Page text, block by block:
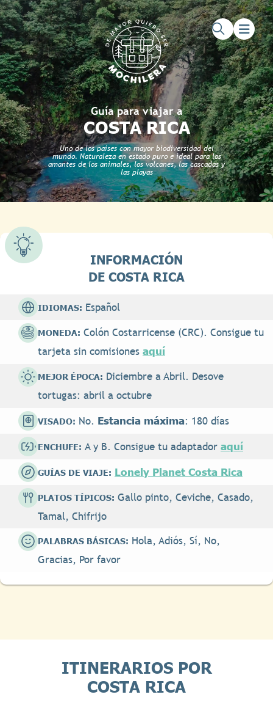
Saltar al contenido principal
Saltar al pie de página
Guía para viajar a
COSTA RICA
Uno de los países con mayor biodiversidad del
mundo. Naturaleza en estado puro e ideal para los
amantes de los animales, los volcanes, las cascadas y
las playas
INFORMACIÓN
DE COSTA RICA
IDIOMAS: Español
MONEDA: Colón Costarricense (CRC). Consigue tu
tarjeta sin comisiones aquí
MEJOR ÉPOCA: Diciembre a Abril. Desove
tortugas: abril a octubre
VISADO: No. Estancia máxima: 180 días
ENCHUFE: A y B. Consigue tu adaptador aquí
GUÍAS DE VIAJE: Lonely Planet Costa Rica
PLATOS TÍPICOS: Gallo pinto, Ceviche, Casado,
Tamal, Chifrijo
PALABRAS BÁSICAS: Hola, Adiós, Sí, No,
Gracias, Por favor
ITINERARIOS POR
COSTA RICA